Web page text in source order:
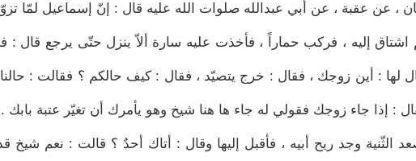
، عن عقبة ، عن أبي عبدالله صلوات الله عليه قال : إنّ إسماعيل لمّا
اشتاق إليه ، فركب حماراً ، فأخذت عليه سارة ألاّ ينزل حتّى يرجع قال :
لها : أين زوجك ، فقال : خرج يتصيّد ، فقال : كيف حالكم ؟ فقالت :
: إذا جاء زوجك فقولي له جاء ها هنا شيخ وهو يأمرك أن تغيّر عتبة بابك .
الثّنية وجد ريح أبيه ، فأقبل إليها وقال : أتاك أحدٌ ؟ قالت : نعم شيخ